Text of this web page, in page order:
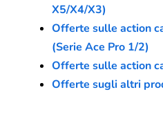
X5/X4/X3)
Offerte sulle action
(Serie Ace Pro 1/2)
Offerte sulle action
Offerte sugli altri